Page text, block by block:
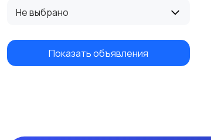
Не выбрано
Показать объявления